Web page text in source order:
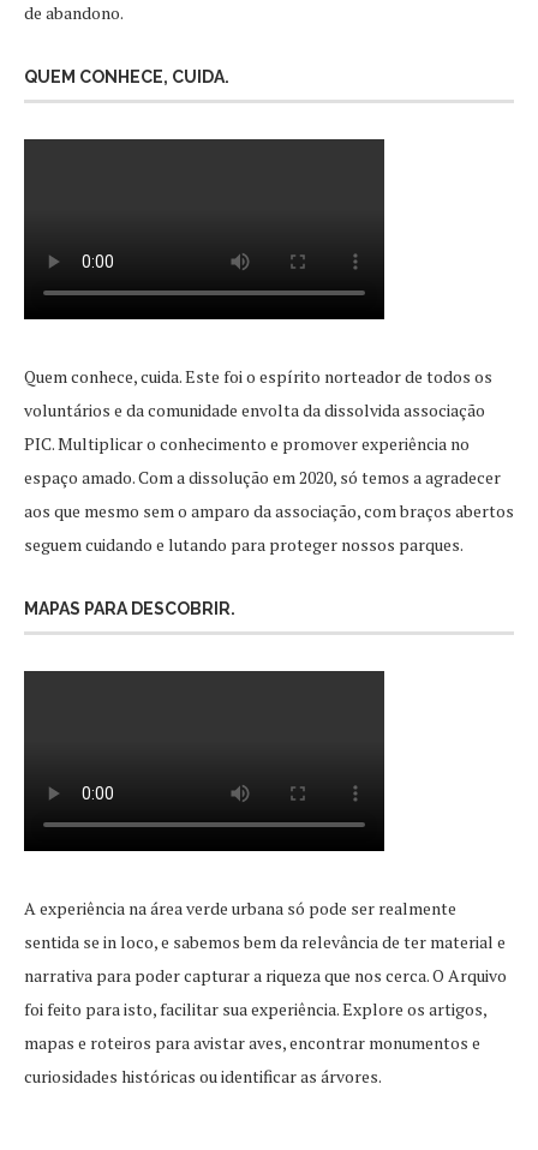
de abandono.
QUEM CONHECE, CUIDA.
Quem conhece, cuida. Este foi o espírito norteador de todos os
voluntários e da comunidade envolta da dissolvida associação
PIC. Multiplicar o conhecimento e promover experiência no
espaço amado. Com a dissolução em 2020, só temos a agradecer
aos que mesmo sem o amparo da associação, com braços abertos
seguem cuidando e lutando para proteger nossos parques.
MAPAS PARA DESCOBRIR.
A experiência na área verde urbana só pode ser realmente
sentida se in loco, e sabemos bem da relevância de ter material e
narrativa para poder capturar a riqueza que nos cerca. O Arquivo
foi feito para isto, facilitar sua experiência. Explore os artigos,
mapas e roteiros para avistar aves, encontrar monumentos e
curiosidades históricas ou identificar as árvores.